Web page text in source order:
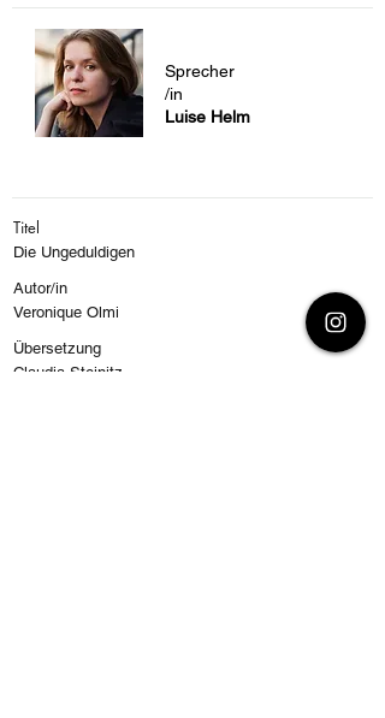
Sprecher
/in
Luise Helm
Titel
Die Ungeduldigen
Autor/in
Veronique Olmi
Übersetzung
Claudia Steinitz